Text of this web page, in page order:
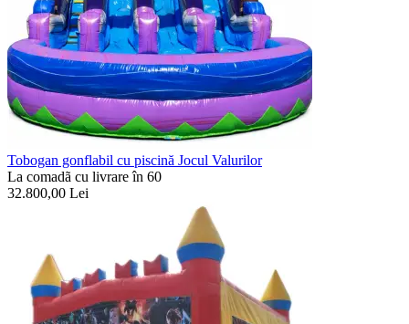
Tobogan gonflabil cu piscină Jocul Valurilor
La comadã cu livrare în 60
32.800,00 Lei